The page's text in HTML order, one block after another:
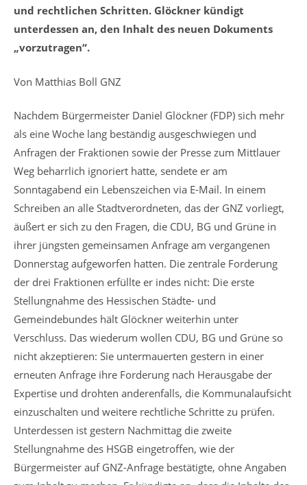
und rechtlichen Schritten. Glöckner kündigt
unterdessen an, den Inhalt des neuen Dokuments
„vorzutragen“.
Von Matthias Boll GNZ
Nachdem Bürgermeister Daniel Glöckner (FDP) sich mehr
als eine Woche lang beständig ausgeschwiegen und
Anfragen der Fraktionen sowie der Presse zum Mittlauer
Weg beharrlich ignoriert hatte, sendete er am
Sonntagabend ein Lebenszeichen via E-Mail. In einem
Schreiben an alle Stadtverordneten, das der GNZ vorliegt,
äußert er sich zu den Fragen, die CDU, BG und Grüne in
ihrer jüngsten gemeinsamen Anfrage am vergangenen
Donnerstag aufgeworfen hatten. Die zentrale Forderung
der drei Fraktionen erfüllte er indes nicht: Die erste
Stellungnahme des Hessischen Städte- und
Gemeindebundes hält Glöckner weiterhin unter
Verschluss. Das wiederum wollen CDU, BG und Grüne so
nicht akzeptieren: Sie untermauerten gestern in einer
erneuten Anfrage ihre Forderung nach Herausgabe der
Expertise und drohten anderenfalls, die Kommunalaufsicht
einzuschalten und weitere rechtliche Schritte zu prüfen.
Unterdessen ist gestern Nachmittag die zweite
Stellungnahme des HSGB eingetroffen, wie der
Bürgermeister auf GNZ-Anfrage bestätigte, ohne Angaben